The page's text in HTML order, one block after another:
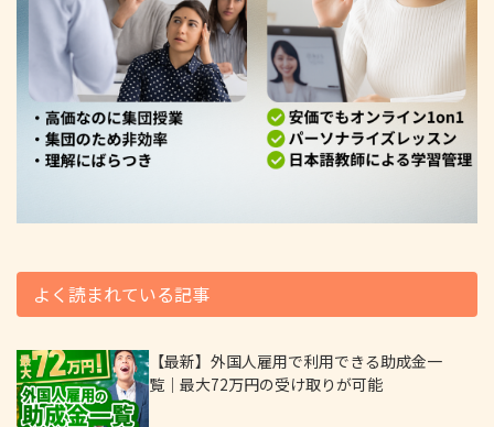
よく読まれている記事
【最新】外国人雇用で利用できる助成金一
覧｜最大72万円の受け取りが可能